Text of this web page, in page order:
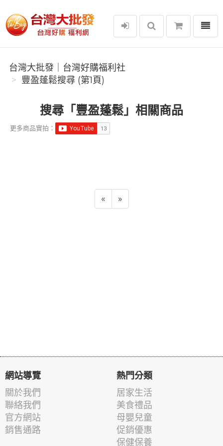
台灣大批發｜台灣好購福利社
選單
台灣大批發｜台灣好購福利社
豐盈蓬鬆搜尋 (第1頁)
搜尋「豐盈蓬鬆」相關商品
更多商品實拍：
« »
網站導覽
關於我們
聯絡我們
官方網站
銷售通路
熱門分類
居家生活
美食禮品
母嬰兒童
促銷優惠
保健保養